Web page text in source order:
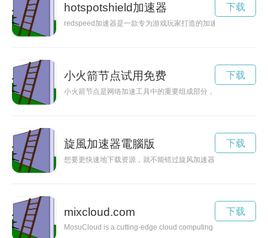
hotspotshield加速器
redspeed加速器是一款专为游戏玩家打造的加速器，可以帮助
下载
小火箭节点试用免费
小火箭节点是网络加速工具中的重要组成部分，通过搭建节点
下载
旋風加速器電腦版
想要更快速地下载资源，就不能错过旋风加速器。本文将带您
下载
mixcloud.com
MosuCloud is a cutting-edge cloud computing solution that
下载